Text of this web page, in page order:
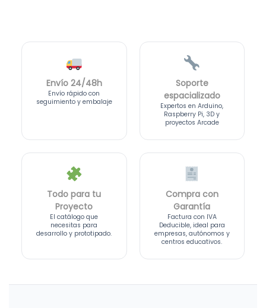
Envío 24/48h
Envío rápido con
seguimiento y embalaje
Soporte
espacializado
Expertos en Arduino,
Raspberry Pi, 3D y
proyectos Arcade
Todo para tu
Proyecto
El catálogo que
necesitas para
desarrollo y prototipado.
Compra con
Garantía
Factura con IVA
Deducible, ideal para
empresas, autónomos y
centros educativos.